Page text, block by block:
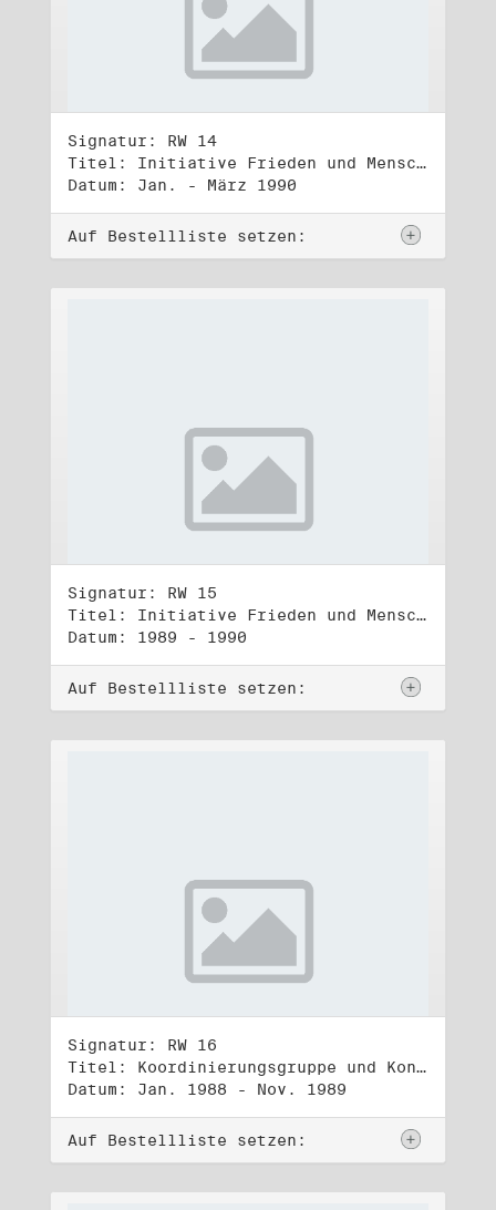
Signatur: RW 14
Titel: Initiative Frieden und Menschenrechte, Volkskammerwahl 18.3.1990
Datum: Jan. - März 1990
Auf Bestellliste setzen:
Signatur: RW 15
Titel: Initiative Frieden und Menschenrechte, Veröffentlichungen
Datum: 1989 - 1990
Auf Bestellliste setzen:
Signatur: RW 16
Titel: Koordinierungsgruppe und Kontakttelefongruppe
Datum: Jan. 1988 - Nov. 1989
Auf Bestellliste setzen: